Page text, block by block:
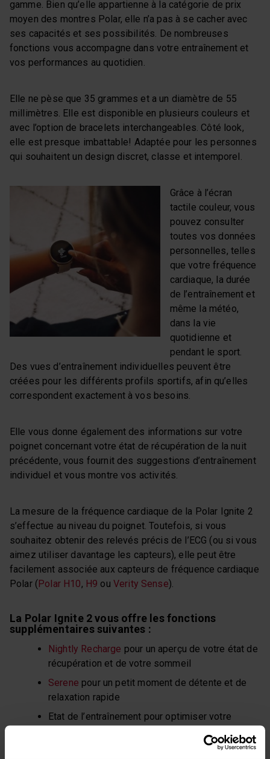
gamme. Bien qu’elle appartienne à la catégorie de prix
moyen des montres Polar, elle n’a pas à se cacher avec
ses capacités et ses possibilités. De nombreuses
fonctions vous accompagne dans votre entraînement et
vos performances au quotidien.
Elle ne pèse que 35 grammes et a un diamètre de 55
millimètres. Elle est disponible en plusieurs couleurs et
avec l’option de bracelets interchangeables. Côté look,
elle est presque imbattable! Adaptée pour les personnes
qui souhaitent un design discret, classe et intemporel.
Grâce à l’écran
tactile couleur, vous
pouvez consulter
toutes vos données
personnelles, telles
que votre fréquence
cardiaque, la durée
de l’entraînement et
même la météo,
dans la vie
quotidienne et
pendant le sport.
Des vues d’entraînement individuelles peuvent être
créées pour les différents profils sportifs, afin qu’elles
correspondent exactement à vos besoins.
Elle vous donne également des informations sur votre
poignet concernant votre état de récupération de la nuit
précédente, vous fournit des suggestions d’entraînement
individuel et vous montre vos activités.
La mesure de la fréquence cardiaque de la Polar Ignite 2
s’effectue au niveau du poignet. Toutefois, si vous
souhaitez obtenir des relevés précis de l’ECG (ou si vous
aimez utiliser davantage les capteurs), elle peut être
facilement associée aux capteurs de fréquence cardiaque
Polar (Polar H10, H9 ou Verity Sense).
La Polar Ignite 2 vous offre les fonctions
supplémentaires suivantes :
Nightly Recharge pour un aperçu de votre état de
récupération et de votre sommeil
Serene pour un petit moment de détente et de
relaxation rapide
Etat de l’entraînement pour optimiser votre
Planification et évaluation des entraînements